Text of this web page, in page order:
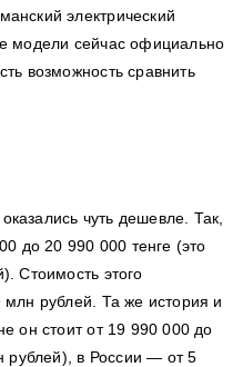
электрический
модели сейчас официально
возможность сравнить
чуть дешевле. Так,
до 20 990 000 тенге (это
Стоимость этого
рублей. Та же история и
он стоит от 19 990 000 до
рублей), в России — от 5